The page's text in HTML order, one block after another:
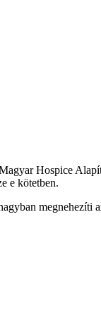
Hospice
e kötetben.